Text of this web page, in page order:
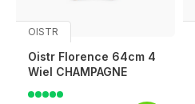
OISTR
Oistr Florence 64cm 4
Wiel CHAMPAGNE